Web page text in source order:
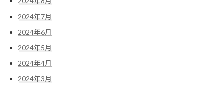
2024年7月
2024年6月
2024年5月
2024年4月
2024年3月